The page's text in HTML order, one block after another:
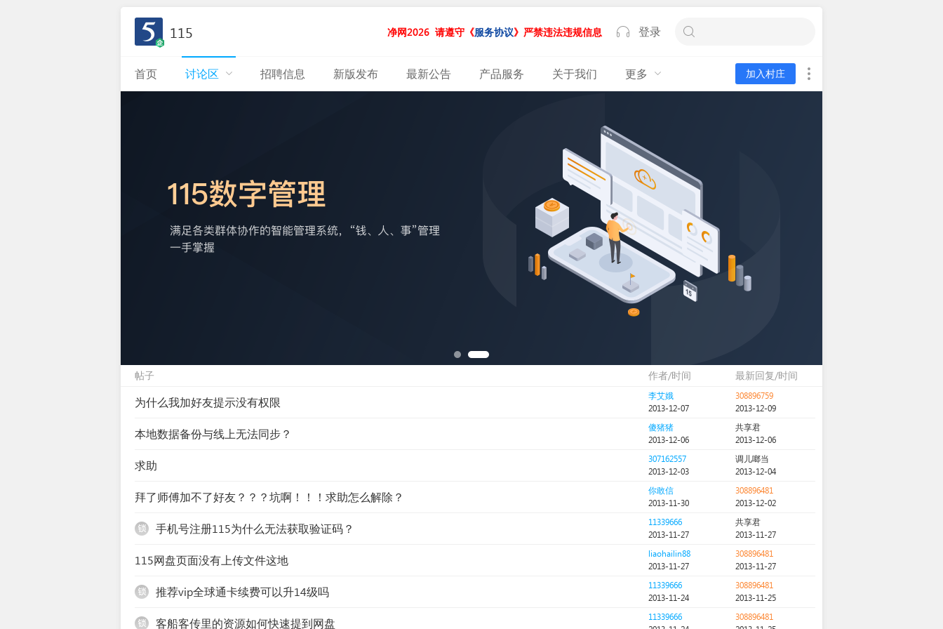
115 登录
请遵守《服务协议》严禁违法违规信息
净网2026
首页 讨论区 招聘信息 新版发布 最新公告 产品服务 关于我们 更多 加入村庄
帖子 作者/时间 最新回复/时间
为什么我加好友提示没有权限
李艾娥
2013-12-07
308896759
2013-12-09
本地数据备份与线上无法同步？
傻猪猪
2013-12-06
共享君
2013-12-06
求助
307162557
2013-12-03
调儿啷当
2013-12-04
拜了师傅加不了好友？？？坑啊！！！求助怎么解除？
你敢信
2013-11-30
308896481
2013-12-02
手机号注册115为什么无法获取验证码？
11339666
2013-11-27
共享君
2013-11-27
115网盘页面没有上传文件这地
liaohailin88
2013-11-27
308896481
2013-11-27
推荐vip全球通卡续费可以升14级吗
11339666
2013-11-24
308896481
2013-11-25
客船客传里的资源如何快速提到网盘
11339666
308896481